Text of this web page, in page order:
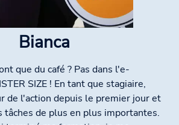
Bianca
que du café ? Pas dans l'e-
SIZE ! En tant que stagiaire,
de l'action depuis le premier jour et
tâches de plus en plus importantes.